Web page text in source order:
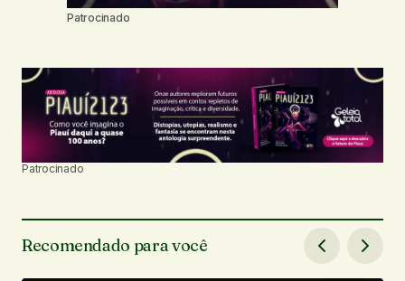
Patrocinado
Patrocinado
Recomendado para você